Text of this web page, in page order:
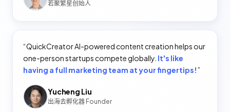
若聚繁星创始人
“QuickCreator AI-powered content creation helps our
one-person startups compete globally. It's like
having a full marketing team at your fingertips!”
Yucheng Liu
出海去孵化器 Founder